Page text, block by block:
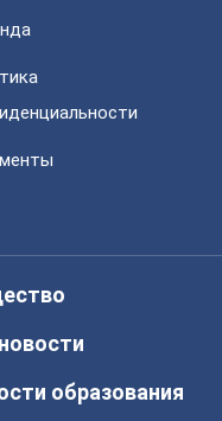
образования